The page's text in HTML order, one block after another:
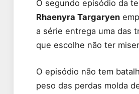
O segundo episódio da
Rhaenyra Targaryen
a série entrega uma das
que escolhe não ter
O episódio não tem
peso das perdas molda